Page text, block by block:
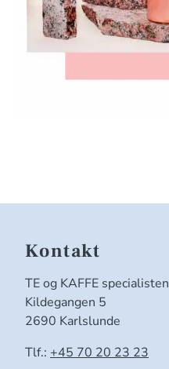
Kontakt
TE og KAFFE specialisten
Kildegangen 5
2690 Karlslunde
Tlf.: +45 70 20 23 23